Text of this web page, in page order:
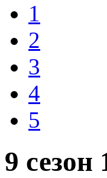
1
2
3
4
5
9